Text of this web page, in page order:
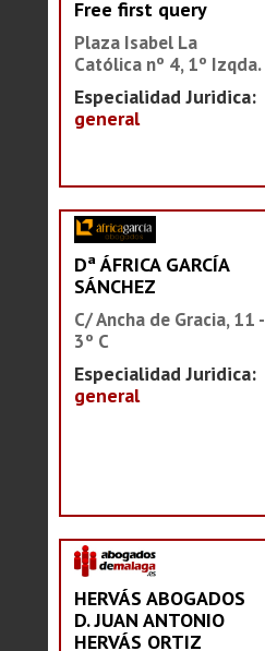
Free first query
Plaza Isabel La
Católica nº 4, 1º Izqda.
Especialidad Juridica:
general
Dª ÁFRICA GARCÍA
SÁNCHEZ
C/ Ancha de Gracia, 11 -
3º C
Especialidad Juridica:
general
HERVÁS ABOGADOS
D. JUAN ANTONIO
HERVÁS ORTIZ